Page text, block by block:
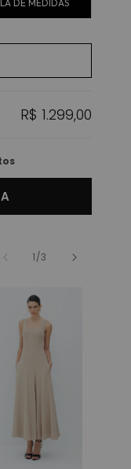
DE MEDIDAS
Preço normal
R$ 1.299,00
1/de
3